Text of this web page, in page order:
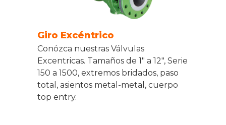
Giro Excéntrico
Conózca nuestras Válvulas
Excentricas. Tamaños de 1" a 12", Serie
150 a 1500, extremos bridados, paso
total, asientos metal-metal, cuerpo
top entry.